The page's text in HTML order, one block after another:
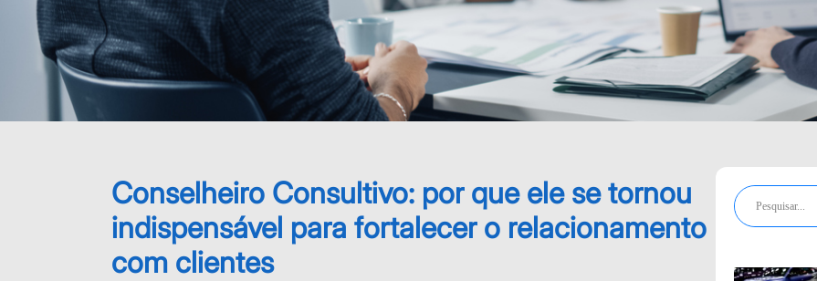
Conselheiro Consultivo: por que ele se tornou
indispensável para fortalecer o relacionamento
com clientes